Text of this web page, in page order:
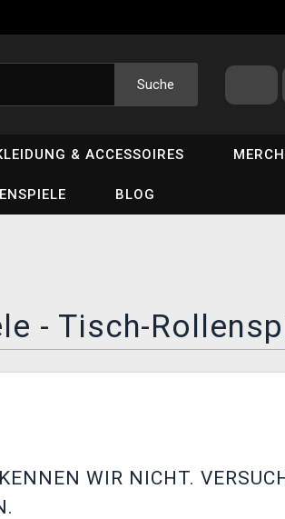
Suche
& ACCESSOIRES
BLOG
- Tisch-
WIR NICHT.